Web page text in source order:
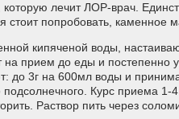
лечит ЛОР-врач.
стоит попробовать, каменное
кипяченой воды,
на прием до еды и
до 3г на 600мл воды и
Курс приема
Раствор пить через